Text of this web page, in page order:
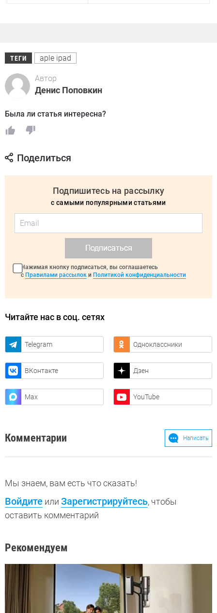
ТЕГИ aple ipad
Автор
Денис Поповкин
Была ли статья интересна?
Поделиться
Подпишитесь на рассылку
с самыми популярными статьями
Подписаться
Нажимая кнопку подписаться, вы соглашаетесь
с Правилами рассылок и Политикой конфиденциальности
Читайте нас в соц. сетях
Telegram Одноклассники
ВКонтакте Дзен
Max YouTube
Комментарии Написать
Мы знаем, вам есть что сказать!
Войдите или Зарегистрируйтесь, чтобы
оставить комментарий
Рекомендуем